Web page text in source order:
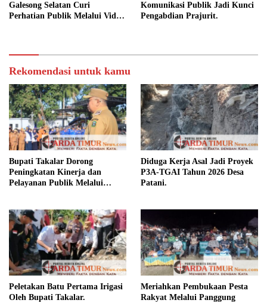
Galesong Selatan Curi
Perhatian Publik Melalui Video
Komunikasi Publik Jadi Kunci
Pengabdian Prajurit.
Rekomendasi untuk kamu
Bupati Takalar Dorong
Peningkatan Kinerja dan
Pelayanan Publik Melalui
Diduga Kerja Asal Jadi Proyek
P3A-TGAI Tahun 2026 Desa
Patani.
Peletakan Batu Pertama Irigasi
Oleh Bupati Takalar.
Meriahkan Pembukaan Pesta
Rakyat Melalui Panggung